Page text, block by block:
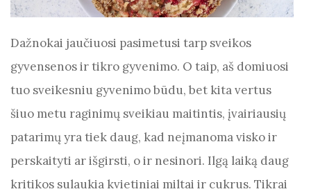
Dažnokai jaučiuosi pasimetusi tarp sveikos
gyvensenos ir tikro gyvenimo. O taip, aš domiuosi
tuo sveikesniu gyvenimo būdu, bet kita vertus
šiuo metu raginimų sveikiau maitintis, įvairiausių
patarimų yra tiek daug, kad neįmanoma visko ir
perskaityti ar išgirsti, o ir nesinori. Ilgą laiką daug
kritikos sulaukia kvietiniai miltai ir cukrus. Tikrai